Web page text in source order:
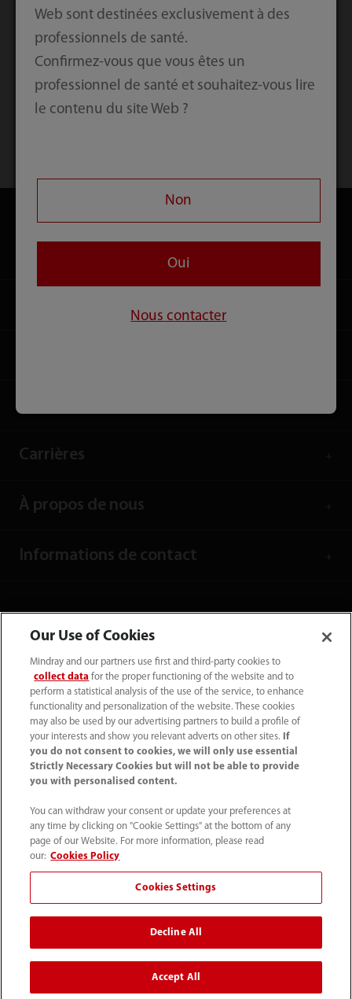
Carrières
À propos de nous
Informations de contact
(33-1) 4513 9150
Conditions d'utilisation ｜ Site Map
｜
Avis sur les cookies
Contactez-nous
© 2026 Shenzhen Mindray Bio-Medical Electronics Co.,
Ltd. Tous droits réservés.
Web sont destinées exclusivement à des
professionnels de santé.
Confirmez-vous que vous êtes un
professionnel de santé et souhaitez-vous lire
le contenu du site Web ?
Non
Oui
Nous contacter
Our Use of Cookies
Mindray and our partners use first and third-party cookies to
collect data for the proper functioning of the website and to
perform a statistical analysis of the use of the service, to enhance
functionality and personalization of the website. These cookies
may also be used by our advertising partners to build a profile of
your interests and show you relevant adverts on other sites.
If
you do not consent to cookies, we will only use essential
Strictly Necessary Cookies but will not be able to provide
you with personalised content.
You can withdraw your consent or update your preferences at
any time by clicking on "Cookie Settings" at the bottom of any
page of our Website. For more information, please read
our: Cookies Policy
Cookies Settings
Decline All
Accept All